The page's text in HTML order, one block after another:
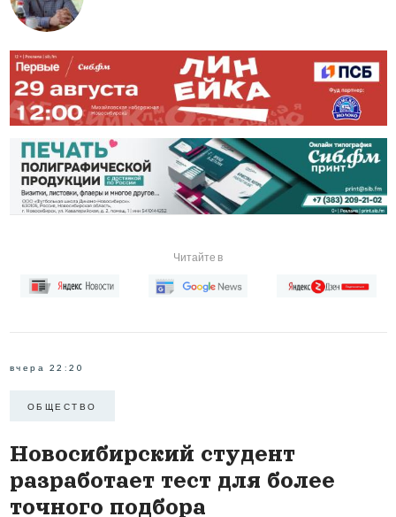
Читайте в
вчера 22:20
ОБЩЕСТВО
Новосибирский студент
разработает тест для более
точного подбора